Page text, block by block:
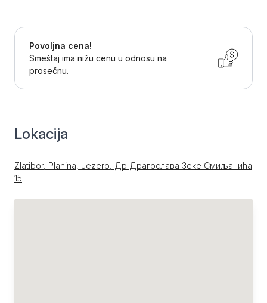
Povoljna cena!
Smeštaj ima nižu cenu u odnosu na
prosečnu.
Lokacija
Zlatibor, Planina, Jezero, Др Драгослава Зеке Смиљанића
15